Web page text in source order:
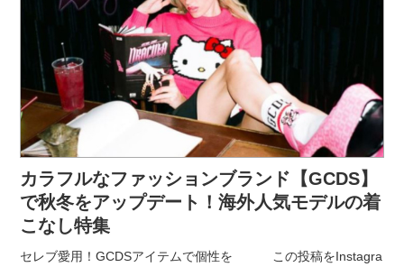
カラフルなファッションブランド【GCDS】
で秋冬をアップデート！海外人気モデルの着
こなし特集
セレブ愛用！GCDSアイテムで個性を この投稿をInstagra